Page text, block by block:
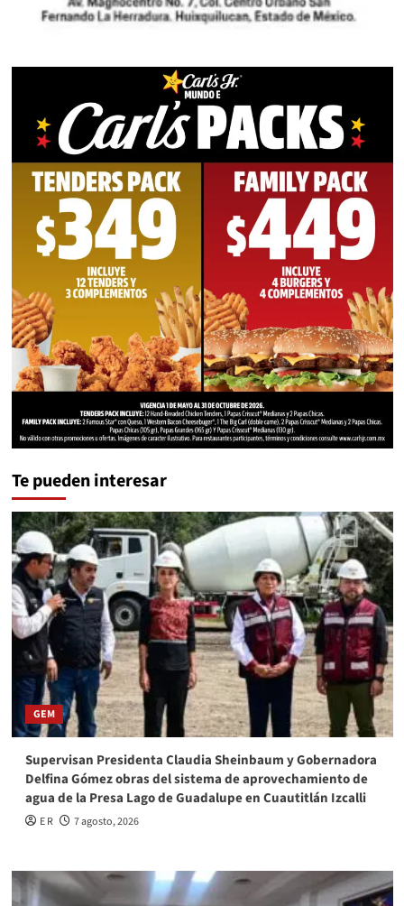
Te pueden interesar
GEM
Supervisan Presidenta Claudia Sheinbaum y Gobernadora
Delfina Gómez obras del sistema de aprovechamiento de
agua de la Presa Lago de Guadalupe en Cuautitlán Izcalli
E R 7 agosto, 2026